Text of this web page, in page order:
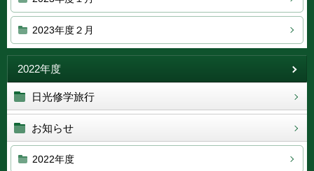
2023年度２月
2022年度
日光修学旅行
お知らせ
2022年度